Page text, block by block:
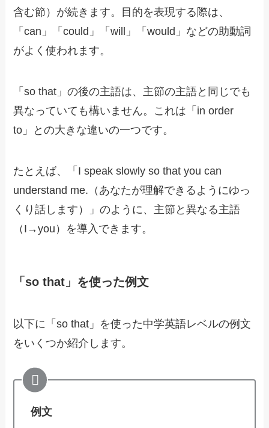
含む節）が続きます。目的を表現する際は、
「can」「could」「will」「would」などの助動詞
がよく使われます。
「so that」の後の主語は、主節の主語と同じでも
異なっていても構いません。これは「in order
to」との大きな違いの一つです。
たとえば、「I speak slowly so that you can
understand me.（あなたが理解できるようにゆっ
くり話します）」のように、主節と異なる主語
（I→you）を導入できます。
「so that」を使った例文
以下に「so that」を使った中学英語レベルの例文
をいくつか紹介します。
例文